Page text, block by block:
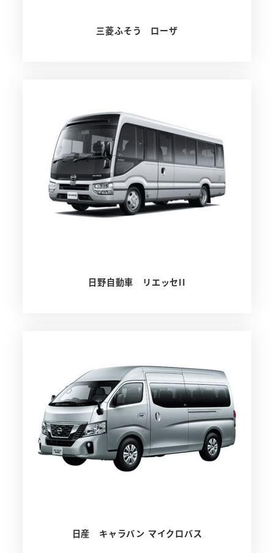
三菱ふそう ローザ
日野自動車 リエッセII
日産 キャラバン マイクロバス